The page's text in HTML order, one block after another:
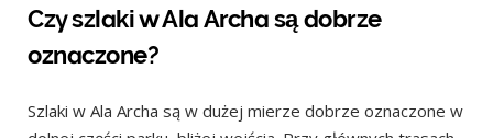
Czy szlaki w Ala Archa są dobrze
oznaczone?
Szlaki w Ala Archa są w dużej mierze dobrze oznaczone w